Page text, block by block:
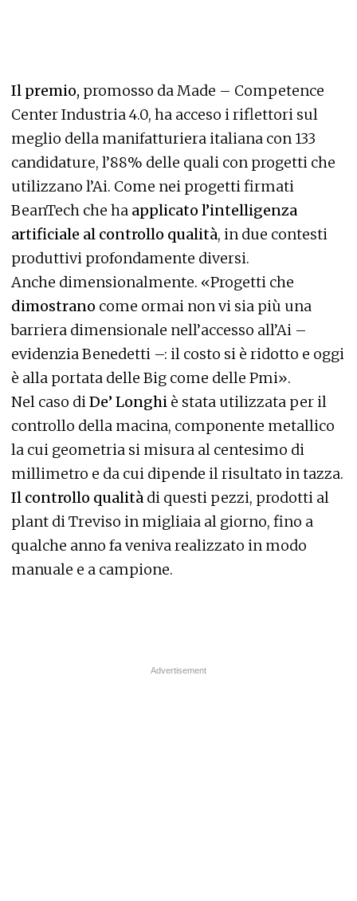
Il premio, promosso da Made – Competence
Center Industria 4.0, ha acceso i riflettori sul
meglio della manifatturiera italiana con 133
candidature, l’88% delle quali con progetti che
utilizzano l’Ai. Come nei progetti firmati
BeanTech che ha applicato l’intelligenza
artificiale al controllo qualità, in due contesti
produttivi profondamente diversi.
Anche dimensionalmente. «Progetti che
dimostrano come ormai non vi sia più una
barriera dimensionale nell’accesso all’Ai –
evidenzia Benedetti –: il costo si è ridotto e oggi
è alla portata delle Big come delle Pmi».
Nel caso diDe’ Longhi è stata utilizzata per il
controllo della macina, componente metallico
la cui geometria si misura al centesimo di
millimetro e da cui dipende il risultato in tazza.
Il controllo qualità di questi pezzi, prodotti al
plant di Treviso in migliaia al giorno, fino a
qualche anno fa veniva realizzato in modo
manuale e a campione.